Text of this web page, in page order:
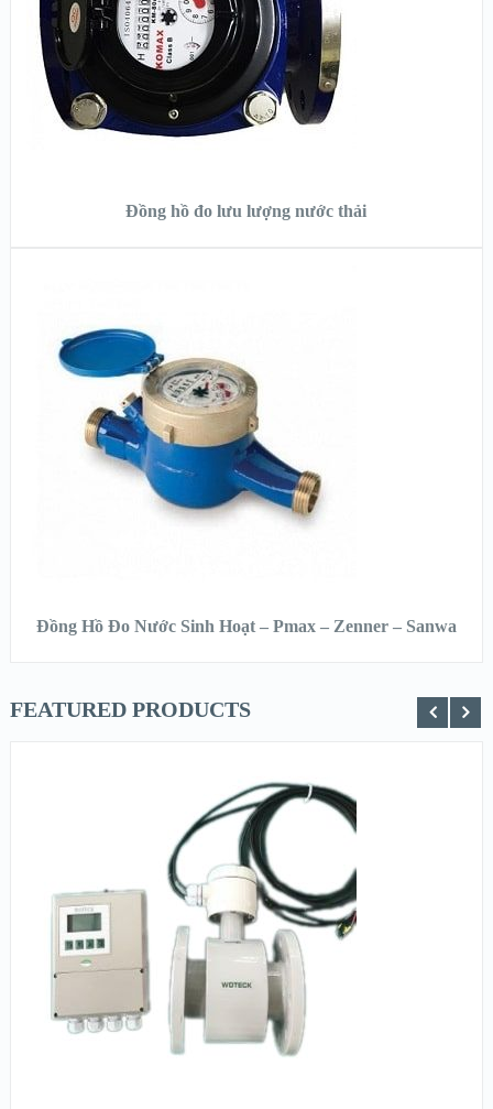
Đồng hồ đo lưu lượng nước thải
XEM CHI TIẾT
Đồng Hồ Đo Nước Sinh Hoạt – Pmax – Zenner – Sanwa
FEATURED PRODUCTS
XEM NHANH
XEM CHI TIẾT